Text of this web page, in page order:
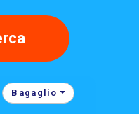
Bagaglio